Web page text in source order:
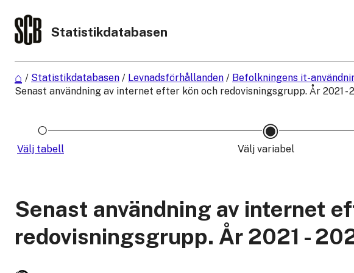
Statistikdatabasen
/ Statistikdatabasen / Levnadsförhållanden / Befolkningens it-
Senast användning av internet efter kön och redovisningsgrupp. År 2021 -
Välj tabell Välj variabel
Senast användning av internet
redovisningsgrupp. År 2021 -